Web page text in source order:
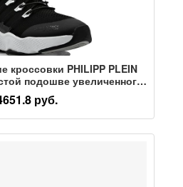
кроссовки PHILIPP PLEIN
подошве увеличенного
обувь PLEINSPORT
руб.